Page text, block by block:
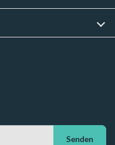
Senden